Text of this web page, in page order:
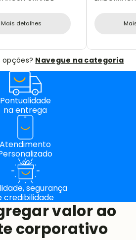
Mais detalhes
opções? Navegue na categoria
Pontualidade
na entrega
Atendimento
segurança
credibilidade
valor ao
corporativo